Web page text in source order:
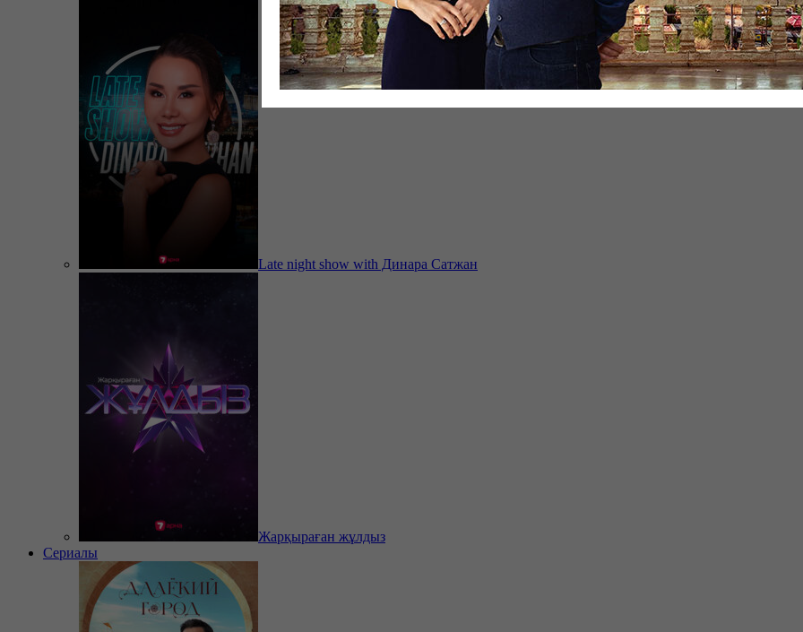
Late night show with Динара Сатжан
Жарқыраған жұлдыз
Сериалы